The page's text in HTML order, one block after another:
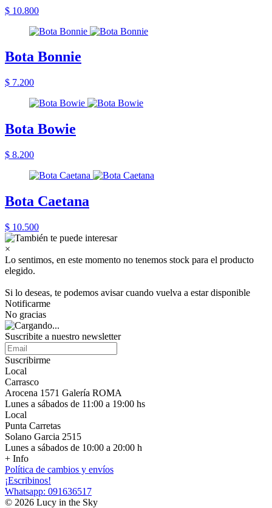
$ 10.800
Bota Bonnie
$ 7.200
Bota Bowie
$ 8.200
Bota Caetana
$ 10.500
×
Lo sentimos, en este momento no tenemos stock para el producto
elegido.
Si lo deseas, te podemos avisar cuando vuelva a estar disponible
Notificarme
No gracias
Suscribite a nuestro newsletter
Suscribirme
Local
Carrasco
Arocena 1571 Galería ROMA
Lunes a sábados de 11:00 a 19:00 hs
Local
Punta Carretas
Solano Garcia 2515
Lunes a sábados de 10:00 a 20:00 h
+ Info
Política de cambios y envíos
¡Escribinos!
Whatsapp: 091636517
© 2026 Lucy in the Sky